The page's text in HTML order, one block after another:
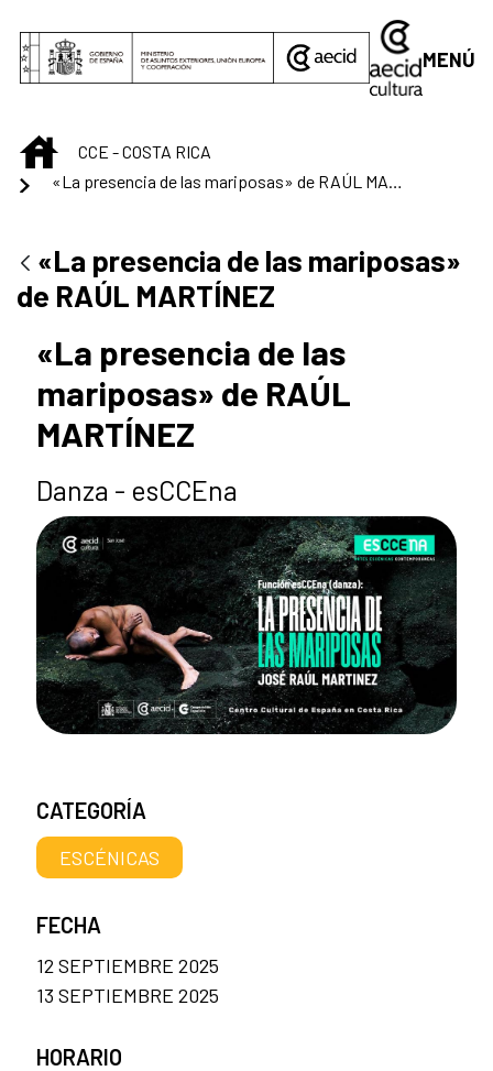
MENÚ
INICIO
CCE - COSTA RICA
«La presencia de las mariposas»
de RAÚL MARTÍNEZ
«La presencia de las
mariposas» de RAÚL
MARTÍNEZ
Danza - esCCEna
CATEGORÍA
ESCÉNICAS
FECHA
12 SEPTIEMBRE 2025
13 SEPTIEMBRE 2025
HORARIO